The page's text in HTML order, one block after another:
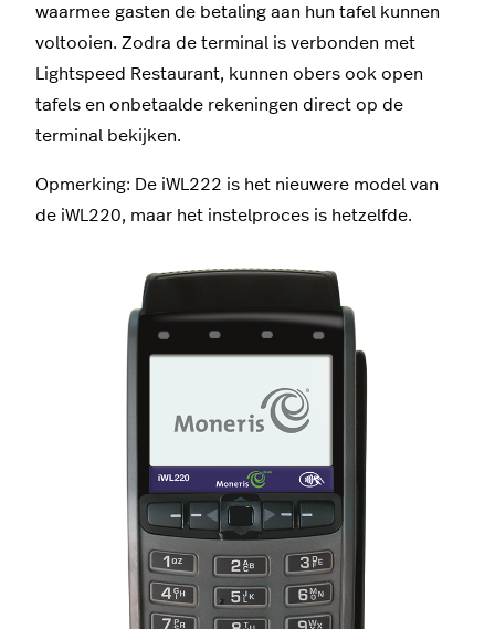
waarmee gasten de betaling aan hun tafel kunnen
voltooien. Zodra de terminal is verbonden met
Lightspeed Restaurant, kunnen obers ook open
tafels en onbetaalde rekeningen direct op de
terminal bekijken.
Opmerking: De iWL222 is het nieuwere model van
de iWL220, maar het instelproces is hetzelfde.